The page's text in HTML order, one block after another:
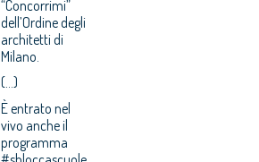
“Concorrimi”
dell’Ordine degli
architetti di
Milano.
(...)
È entrato nel
vivo anche il
programma